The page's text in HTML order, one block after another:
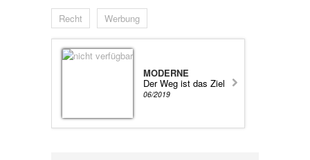
Recht Werbung
MODERNE
Der Weg ist das Ziel
06/2019